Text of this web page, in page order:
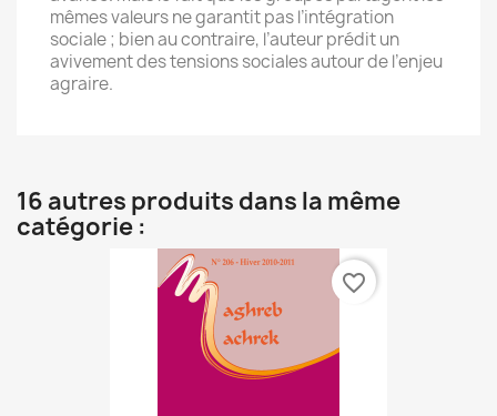
mêmes valeurs ne garantit pas l’intégration
sociale ; bien au contraire, l’auteur prédit un
avivement des tensions sociales autour de l’enjeu
agraire.
16 autres produits dans la même
catégorie :
favorite_border